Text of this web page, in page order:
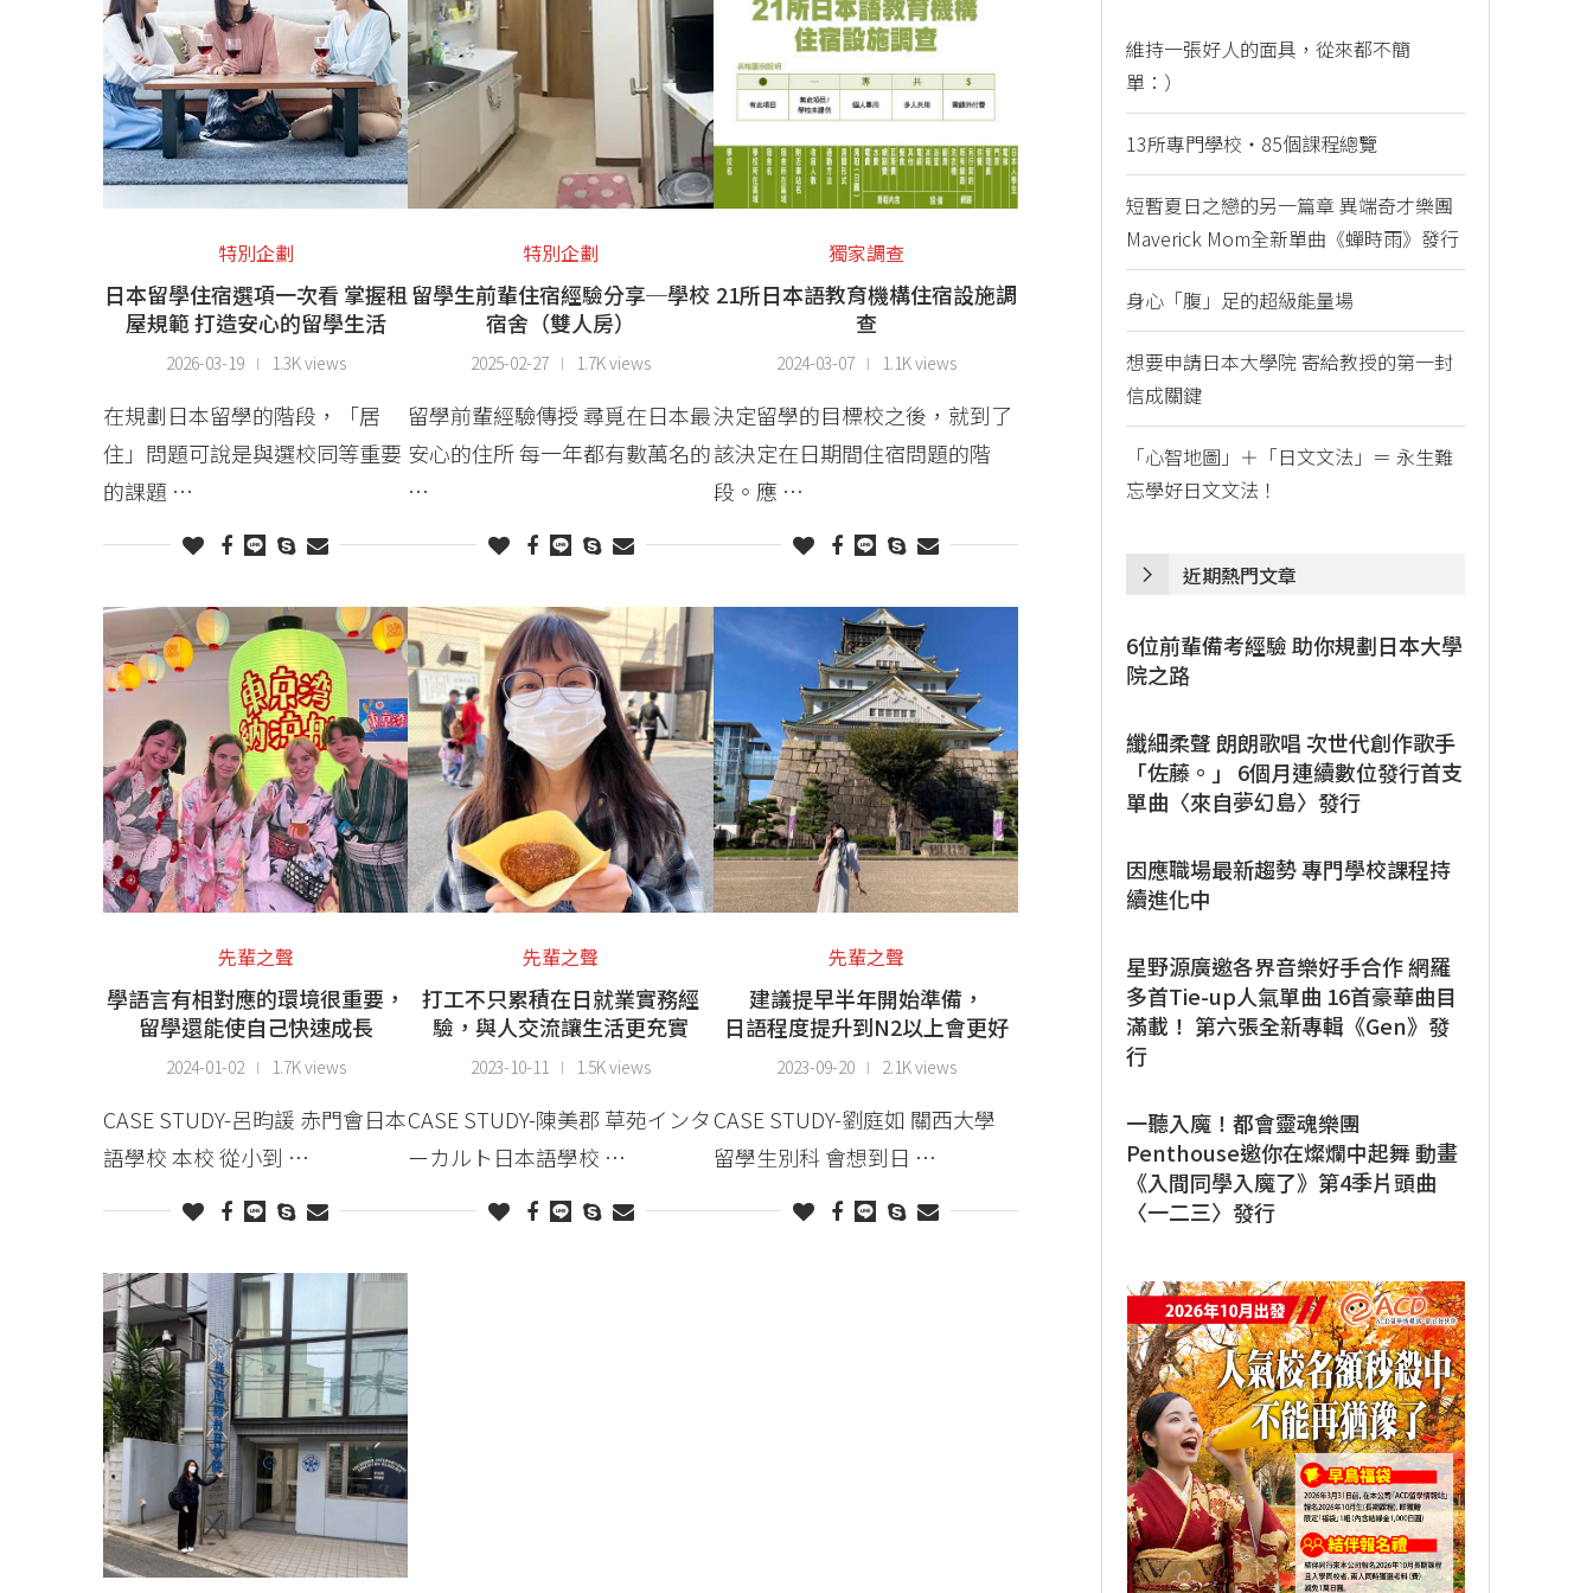
特別企劃
日本留學住宿選項一次看 掌握租
屋規範 打造安心的留學生活
2026-03-19 1.3K views
在規劃日本留學的階段，「居
住」問題可說是與選校同等重要
的課題 …
特別企劃
留學生前輩住宿經驗分享─學校
宿舍（雙人房）
2025-02-27 1.7K views
留學前輩經驗傳授 尋覓在日本最
安心的住所 每一年都有數萬名的
…
獨家調查
21所日本語教育機構住宿設施調
查
2024-03-07 1.1K views
決定留學的目標校之後，就到了
該決定在日期間住宿問題的階
段。應 …
先輩之聲
學語言有相對應的環境很重要，
留學還能使自己快速成長
2024-01-02 1.7K views
CASE STUDY-呂昀諼 赤門會日本
語學校 本校 從小到 …
先輩之聲
打工不只累積在日就業實務經
驗，與人交流讓生活更充實
2023-10-11 1.5K views
CASE STUDY-陳美郡 草苑インタ
ーカルト日本語學校 …
先輩之聲
建議提早半年開始準備，
日語程度提升到N2以上會更好
2023-09-20 2.1K views
CASE STUDY-劉庭如 關西大學
留學生別科 會想到日 …
維持一張好人的面具，從來都不簡
單：）
13所專門學校・85個課程總覽
短暫夏日之戀的另一篇章 異端奇才樂團
Maverick Mom全新單曲《蟬時雨》發行
身心「腹」足的超級能量場
想要申請日本大學院 寄給教授的第一封
信成關鍵
「心智地圖」＋「日文文法」＝ 永生難
忘學好日文文法！
近期熱門文章
6位前輩備考經驗 助你規劃日本大學
院之路
纖細柔聲 朗朗歌唱 次世代創作歌手
「佐藤。」 6個月連續數位發行首支
單曲〈來自夢幻島〉發行
因應職場最新趨勢 專門學校課程持
續進化中
星野源廣邀各界音樂好手合作 網羅
多首Tie-up人氣單曲 16首豪華曲目
滿載！ 第六張全新專輯《Gen》發
行
一聽入魔！都會靈魂樂團
Penthouse邀你在燦爛中起舞 動畫
《入間同學入魔了》第4季片頭曲
〈一二三〉發行